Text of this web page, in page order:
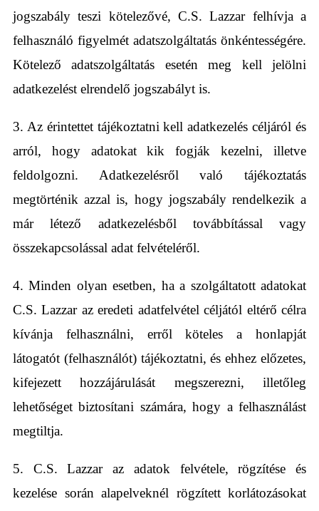
jogszabály teszi kötelezővé, C.S. Lazzar felhívja a
felhasználó figyelmét adatszolgáltatás önkéntességére.
Kötelező adatszolgáltatás esetén meg kell jelölni
adatkezelést elrendelő jogszabályt is.
3. Az érintettet tájékoztatni kell adatkezelés céljáról és
arról, hogy adatokat kik fogják kezelni, illetve
feldolgozni. Adatkezelésről való tájékoztatás
megtörténik azzal is, hogy jogszabály rendelkezik a
már létező adatkezelésből továbbítással vagy
összekapcsolással adat felvételéről.
4. Minden olyan esetben, ha a szolgáltatott adatokat
C.S. Lazzar az eredeti adatfelvétel céljától eltérő célra
kívánja felhasználni, erről köteles a honlapját
látogatót (felhasználót) tájékoztatni, és ehhez előzetes,
kifejezett hozzájárulását megszerezni, illetőleg
lehetőséget biztosítani számára, hogy a felhasználást
megtiltja.
5. C.S. Lazzar az adatok felvétele, rögzítése és
kezelése során alapelveknél rögzített korlátozásokat